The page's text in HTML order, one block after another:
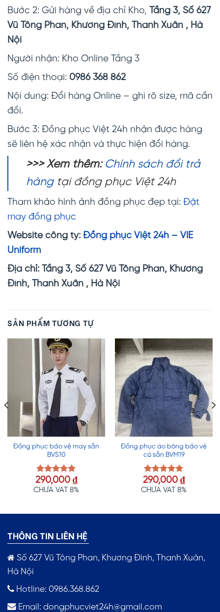
Bước 2: Gửi hàng về địa chỉ Kho, Tầng 3, Số 627
Vũ Tông Phan, Khương Đình, Thanh Xuân , Hà
Nội
Người nhận: Kho Online Tầng 3
Số điện thoại: 0986 368 862
Nội dung: Đổi hàng Online – ghi rõ size, mã cần
đổi.
Bước 3: Đồng phục Việt 24h nhận được hàng
sẽ liên hệ xác nhận và thực hiện đổi hàng.
>>> Xem thêm: Chính sách đổi trả
hàngtại đồng phục Việt 24h
Tham khảo hình ảnh đồng phục đẹp tại: Đặt
may đồng phục
Website công ty: Đồng phục Việt 24h – VIE
Uniform
Địa chỉ: Tầng 3, Số 627 Vũ Tông Phan, Khương
Đình, Thanh Xuân , Hà Nội
SẢN PHẨM TƯƠNG TỰ
Đồng phục bảo vệ may sẵn
BVS10
Được xếp
hạng5.00
290,000 ₫
CHƯA VAT 8%
Đồng phục áo bông bảo vệ
có sẵn BVM19
Được xếp
hạng5.00
290,000 ₫
CHƯA VAT 8%
THÔNG TIN LIÊN HỆ
Số 627 Vũ Tông Phan, Khương Đình, Thanh Xuân,
Hà Nội
Hotline: 0986.368.862
Email: dongphucviet24h@gmail.com